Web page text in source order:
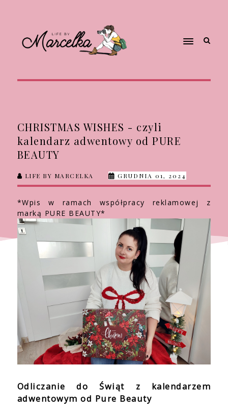
CHRISTMAS WISHES - czyli
kalendarz adwentowy od PURE
BEAUTY
LIFE BY MARCELKA GRUDNIA 01, 2024
*Wpis w ramach współpracy reklamowej z
marką PURE BEAUTY*
Odliczanie do Świąt z kalendarzem
adwentowym od Pure Beauty